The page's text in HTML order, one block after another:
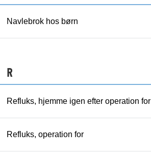
Navlebrok hos børn
R
Refluks, hjemme igen efter operation for
Refluks, operation for